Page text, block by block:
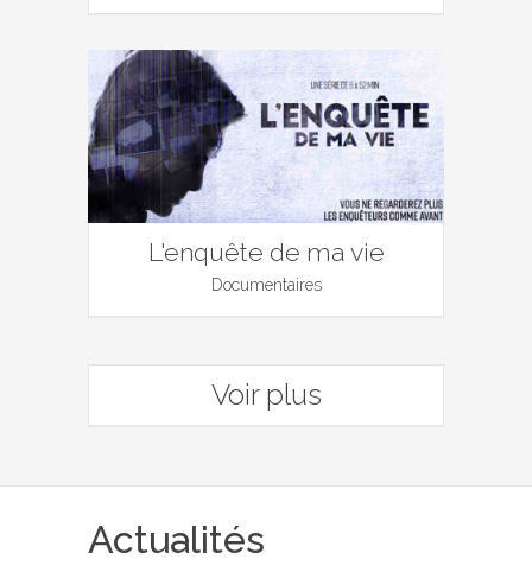
L'enquête de ma vie
Documentaires
Voir plus
Actualités